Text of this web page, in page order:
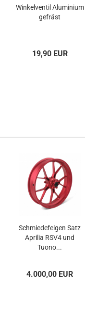
Winkelventil Aluminium
gefräst
19,90 EUR
Schmiedefelgen Satz
Aprilia RSV4 und
Tuono...
4.000,00 EUR